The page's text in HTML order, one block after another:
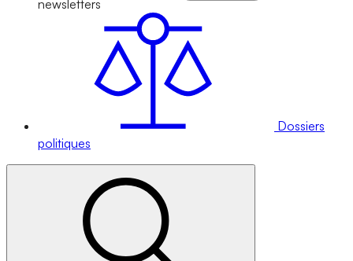
newsletters
Dossiers
politiques